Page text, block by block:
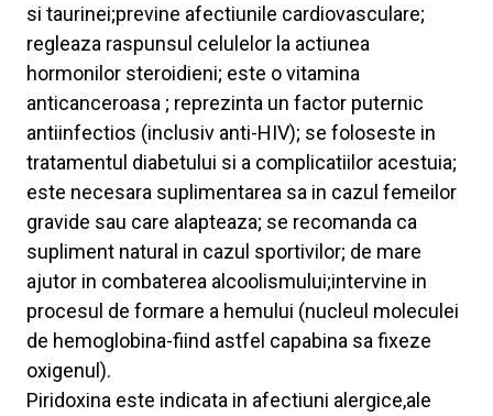
si taurinei;previne afectiunile cardiovasculare;
regleaza raspunsul celulelor la actiunea
hormonilor steroidieni; este o vitamina
anticanceroasa ; reprezinta un factor puternic
antiinfectios (inclusiv anti-HIV); se foloseste in
tratamentul diabetului si a complicatiilor acestuia;
este necesara suplimentarea sa in cazul femeilor
gravide sau care alapteaza; se recomanda ca
supliment natural in cazul sportivilor; de mare
ajutor in combaterea alcoolismului;intervine in
procesul de formare a hemului (nucleul moleculei
de hemoglobina-fiind astfel capabina sa fixeze
oxigenul).
Piridoxina este indicata in afectiuni alergice,ale